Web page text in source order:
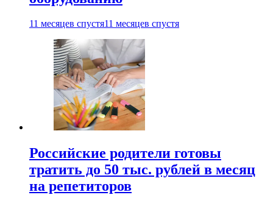
11 месяцев спустя11 месяцев спустя
Российские родители готовы
тратить до 50 тыс. рублей в месяц
на репетиторов